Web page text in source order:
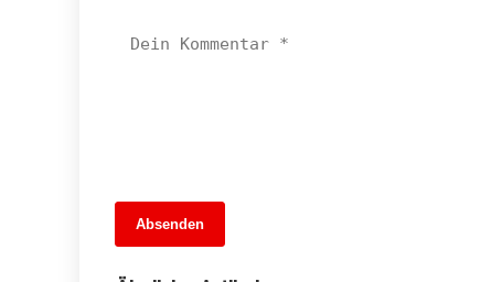
Absenden
Bühnen im Nebel: Der finanzielle